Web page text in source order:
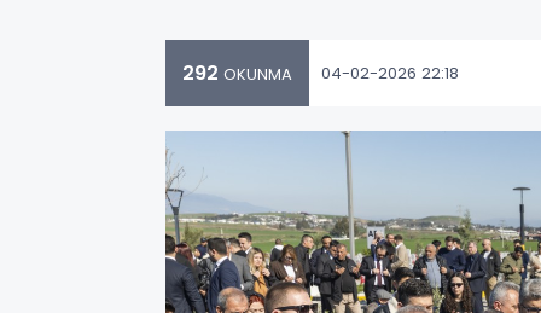
292 OKUNMA 04-02-2026 22:18